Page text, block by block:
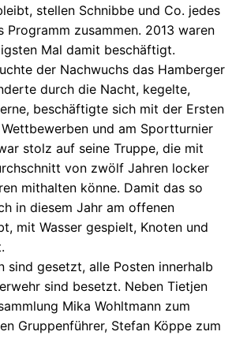
stellen Schnibbe und Co. jedes
Programm zusammen. 2013 waren
Mal damit beschäftigt.
der Nachwuchs das Hamberger
durch die Nacht, kegelte,
beschäftigte sich mit der Ersten
und am Sportturnier
stolz auf seine Truppe, die mit
von zwölf Jahren locker
mithalten könne. Damit das so
in diesem Jahr am offenen
mit Wasser gespielt, Knoten und
sind gesetzt, alle Posten innerhalb
sind besetzt. Neben Tietjen
Mika Wohltmann zum
Gruppenführer, Stefan Köppe zum